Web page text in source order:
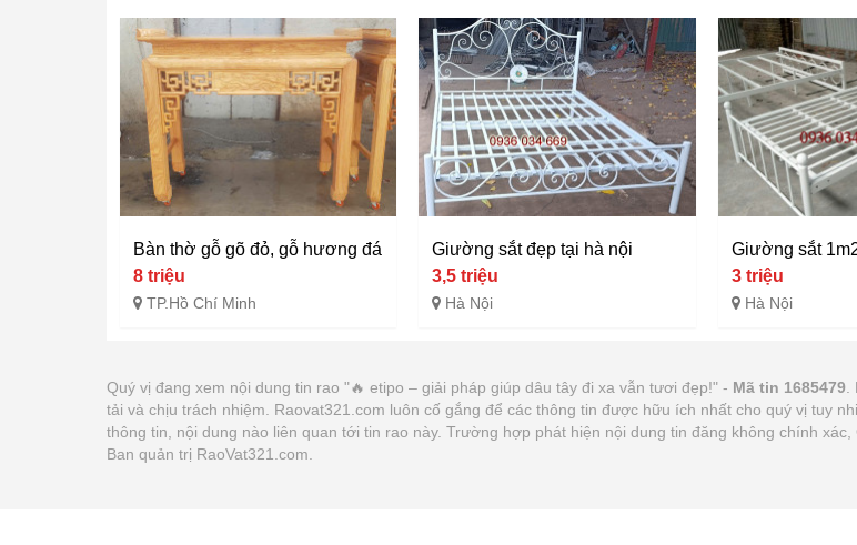
Bàn thờ gỗ gõ đỏ, gỗ hương đá
8 triệu
TP.Hồ Chí Minh
Giường sắt đẹp tại hà nội
3,5 triệu
Hà Nội
Giường sắt
3 triệu
Hà Nội
Quý vị đang xem nội dung tin rao "🔥 etipo – giải pháp giúp dâu tây đi xa vẫn tươi đẹp!" - Mã tin 1685479
tải và chịu trách nhiệm. Raovat321.com luôn cố gắng để các thông tin được hữu ích nhất cho quý vị tuy
thông tin, nội dung nào liên quan tới tin rao này. Trường hợp phát hiện nội dung tin đăng không chính
Ban quản trị RaoVat321.com.